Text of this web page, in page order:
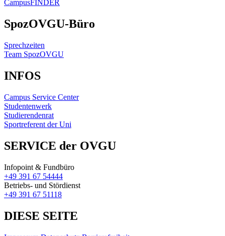
CampusFINDER
SpozOVGU-Büro
Sprechzeiten
Team SpozOVGU
INFOS
Campus Service Center
Studentenwerk
Studierendenrat
Sportreferent der Uni
SERVICE der OVGU
Infopoint & Fundbüro
+49 391 67 54444
Betriebs- und Stördienst
+49 391 67 51118
DIESE SEITE